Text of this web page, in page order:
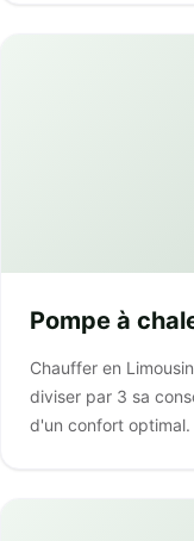
Pompe à
Chauffer en
diviser par 3 sa
d'un confort optimal.